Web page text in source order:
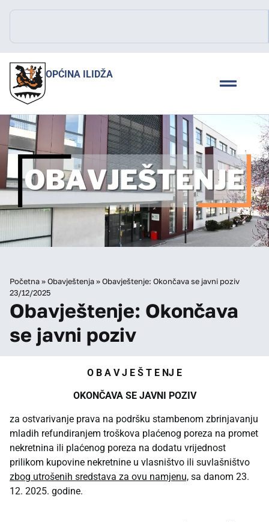
OPĆINA ILIDŽA
Početna»Obavještenja»Obavještenje: Okončava se javni poziv
23/12/2025
Obavještenje: Okončava
se javni poziv
O B A V J E Š T E NJ E
OKONČAVA SE JAVNI POZIV
za ostvarivanje prava na podršku stambenom zbrinjavanju
mladih refundiranjem troškova plaćenog poreza na promet
nekretnina ili plaćenog poreza na dodatu vrijednost
prilikom kupovine nekretnine u vlasništvo ili suvlašništvo
zbog utrošenih sredstava za ovu namjenu, sa danom 23.
12. 2025. godine.